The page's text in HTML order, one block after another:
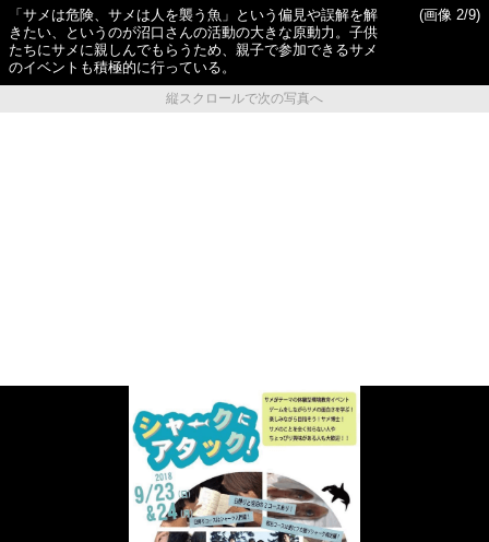
「サメは危険、サメは人を襲う魚」という偏見や誤解を解
きたい、というのが沼口さんの活動の大きな原動力。子供
たちにサメに親しんでもらうため、親子で参加できるサメ
のイベントも積極的に行っている。
(画像 2/9)
縦スクロールで次の写真へ